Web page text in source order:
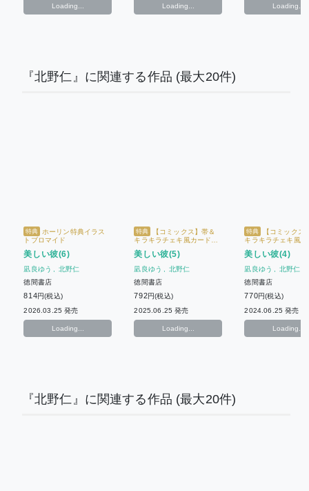
Loading... Loading... Loading...
『北野仁』に関連する作品 (最大20件)
特典
ホーリン特典イラス
トブロマイド
美しい彼(6)
凪良ゆう
北野仁
徳間書店
814円(税込)
2026.03.25 発売
Loading...
特典
【コミックス】帯＆
キラキラチェキ風カード
2026】 + ホーリン特典イ
美しい彼(5)
凪良ゆう
北野仁
徳間書店
792円(税込)
2025.06.25 発売
Loading...
特典
【コミックス
キラキラチェキ風カ
2026】 + 限定イラ
美しい彼(4)
凪良ゆう
北野仁
徳間書店
770円(税込)
2024.06.25 発売
Loading...
『北野仁』に関連する作品 (最大20件)